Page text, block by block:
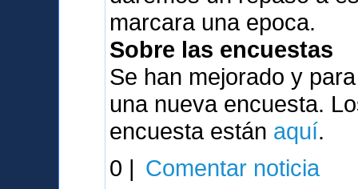
marcara una epoca.
Sobre las encuestas
Se han mejorado y
una nueva encuesta.
encuesta están aquí.
0 | Comentar noticia